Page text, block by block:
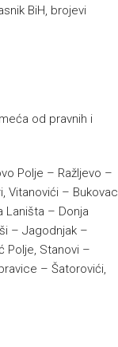
BiH, brojevi
od pravnih i
Polje – Ražljevo –
Vitanovići – Bukovac
Laništa – Donja
– Jagodnjak –
Polje, Stanovi –
– Šatorovići,